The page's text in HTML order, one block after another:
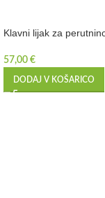
Klavni lijak za
57,00 €
DODAJ V KOŠARICO